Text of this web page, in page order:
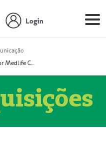
Login
Prestador Medlife Consultas e Diagnósticos (51004334-2)